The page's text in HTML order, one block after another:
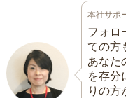
本社サポ
フォロ
ての方
あなた
を存分
りの方